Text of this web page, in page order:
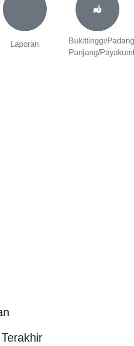
Laporan
Bukittinggi/Padang
Panjang/